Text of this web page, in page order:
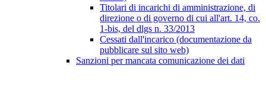
Titolari di incarichi di amministrazione, di
direzione o di governo di cui all'art. 14, co.
1-bis, del dlgs n. 33/2013
Cessati dall'incarico (documentazione da
pubblicare sul sito web)
Sanzioni per mancata comunicazione dei dati